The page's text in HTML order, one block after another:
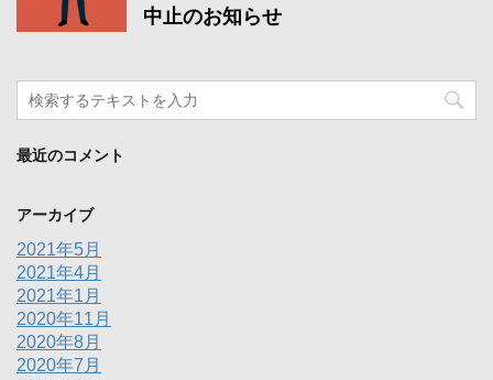
中止のお知らせ
最近のコメント
アーカイブ
2021年5月
2021年4月
2021年1月
2020年11月
2020年8月
2020年7月